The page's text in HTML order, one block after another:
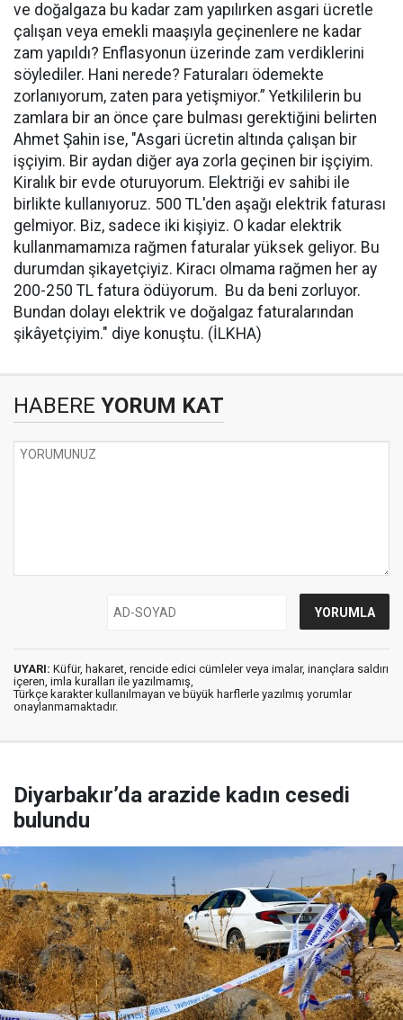
ve doğalgaza bu kadar zam yapılırken asgari ücretle
çalışan veya emekli maaşıyla geçinenlere ne kadar
zam yapıldı? Enflasyonun üzerinde zam verdiklerini
söylediler. Hani nerede? Faturaları ödemekte
zorlanıyorum, zaten para yetişmiyor.” Yetkililerin bu
zamlara bir an önce çare bulması gerektiğini belirten
Ahmet Şahin ise, "Asgari ücretin altında çalışan bir
işçiyim. Bir aydan diğer aya zorla geçinen bir işçiyim.
Kiralık bir evde oturuyorum. Elektriği ev sahibi ile
birlikte kullanıyoruz. 500 TL'den aşağı elektrik faturası
gelmiyor. Biz, sadece iki kişiyiz. O kadar elektrik
kullanmamamıza rağmen faturalar yüksek geliyor. Bu
durumdan şikayetçiyiz. Kiracı olmama rağmen her ay
200-250 TL fatura ödüyorum. Bu da beni zorluyor.
Bundan dolayı elektrik ve doğalgaz faturalarından
şikâyetçiyim." diye konuştu. (İLKHA)
HABERE YORUM KAT
UYARI: Küfür, hakaret, rencide edici cümleler veya imalar, inançlara saldırı
içeren, imla kuralları ile yazılmamış,
Türkçe karakter kullanılmayan ve büyük harflerle yazılmış yorumlar
onaylanmamaktadır.
Diyarbakır’da arazide kadın cesedi
bulundu